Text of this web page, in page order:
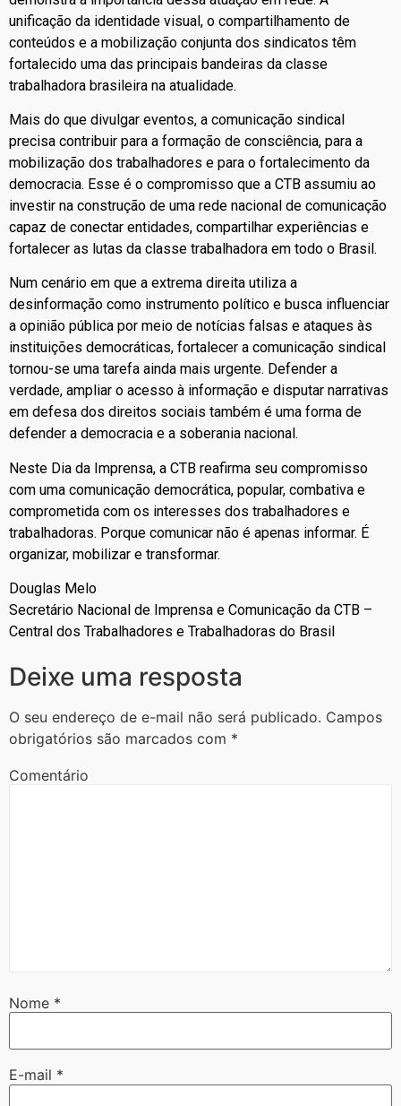
unificação da identidade visual, o compartilhamento de
conteúdos e a mobilização conjunta dos sindicatos têm
fortalecido uma das principais bandeiras da classe
trabalhadora brasileira na atualidade.
Mais do que divulgar eventos, a comunicação sindical
precisa contribuir para a formação de consciência, para a
mobilização dos trabalhadores e para o fortalecimento da
democracia. Esse é o compromisso que a CTB assumiu ao
investir na construção de uma rede nacional de comunicação
capaz de conectar entidades, compartilhar experiências e
fortalecer as lutas da classe trabalhadora em todo o Brasil.
Num cenário em que a extrema direita utiliza a
desinformação como instrumento político e busca influenciar
a opinião pública por meio de notícias falsas e ataques às
instituições democráticas, fortalecer a comunicação sindical
tornou-se uma tarefa ainda mais urgente. Defender a
verdade, ampliar o acesso à informação e disputar narrativas
em defesa dos direitos sociais também é uma forma de
defender a democracia e a soberania nacional.
Neste Dia da Imprensa, a CTB reafirma seu compromisso
com uma comunicação democrática, popular, combativa e
comprometida com os interesses dos trabalhadores e
trabalhadoras. Porque comunicar não é apenas informar. É
organizar, mobilizar e transformar.
Douglas Melo
Secretário Nacional de Imprensa e Comunicação da CTB –
Central dos Trabalhadores e Trabalhadoras do Brasil
Deixe uma resposta
O seu endereço de e-mail não será publicado. Campos
obrigatórios são marcados com *
Comentário
Nome *
E-mail *